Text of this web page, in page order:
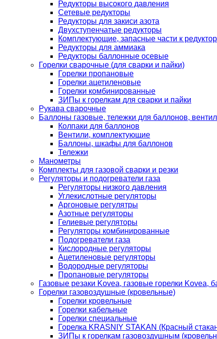
Редукторы высокого давления
Сетевые редукторы
Редукторы для закиси азота
Двухступенчатые редукторы
Комплектующие, запасные части к
Редукторы для аммиака
Редукторы баллонные осевые
Горелки сварочные (для сварки и пайки)
Горелки пропановые
Горелки ацетиленовые
Горелки комбинированные
ЗИПы к горелкам для сварки и пайки
Рукава сварочные
Баллоны газовые, тележки для баллонов,
Колпаки для баллонов
Вентили, комплектующие
Баллоны, шкафы для баллонов
Тележки
Манометры
Комплекты для газовой сварки и резки
Регуляторы и подогреватели газа
Регуляторы низкого давления
Углекислотные регуляторы
Аргоновые регулятры
Азотные регуляторы
Гелиевые регуляторы
Регуляторы комбинированные
Подогреватели газа
Кислородные регуляторы
Ацетиленовые регуляторы
Водородные регуляторы
Пропановые регуляторы
Газовые резаки Kovea, газовые горелки Kovea,
Горелки газовоздушные (кровельные)
Горелки кровельные
Горелки кабельные
Горелки специальные
Горелка KRASNIY STAKAN (Красный
ЗИПы к горелкам газовоздушным